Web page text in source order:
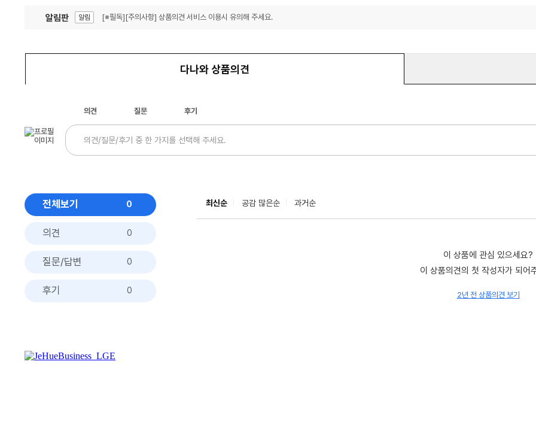
알림판 알림 [※필독][주의사항] 상품의견 서비스 이용시 유의해 주세요.
다나와 상품의견
의견 질문 후기
전체보기 0
의견 0
질문/답변 0
후기 0
최신순 공감 많은순 과거순
이 상품에 관심 있으세요?
이 상품의견의 첫 작성자가 되어
2년 전 상품의견 보기